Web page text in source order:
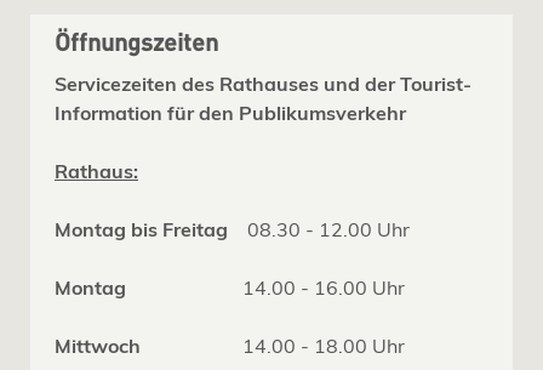
Öffnungszeiten
Servicezeiten des Rathauses und der Tourist-
Information für den Publikumsverkehr
Rathaus:
Montag bis Freitag 08.30 - 12.00 Uhr
Montag 14.00 - 16.00 Uhr
Mittwoch 14.00 - 18.00 Uhr